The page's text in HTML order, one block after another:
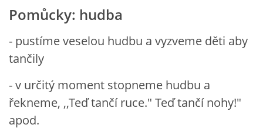
VZDĚLÁVACÍ BLOK ŘÍJEN
VZDĚLÁVACÍ BLOK LISTOPAD
Pomůcky: hudba
- pustíme veselou hudbu a vyzveme děti aby
tančily
- v určitý moment stopneme hudbu a
řekneme, ,,Teď tančí ruce." Teď tančí nohy!"
apod.